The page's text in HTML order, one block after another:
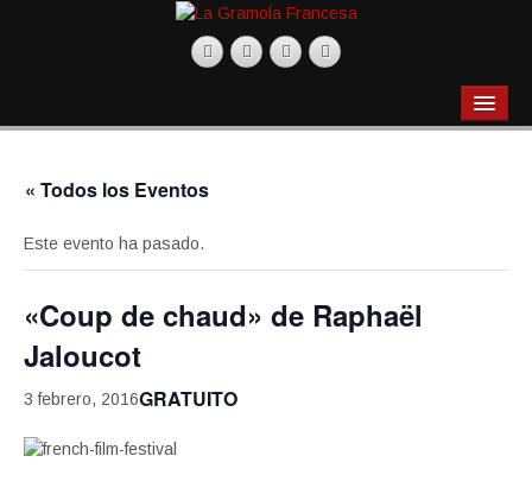
Productos
Restaurantes
Música
Películas
« Todos los Eventos
Este evento ha pasado.
«Coup de chaud» de Raphaël
Jaloucot
3 febrero, 2016GRATUITO